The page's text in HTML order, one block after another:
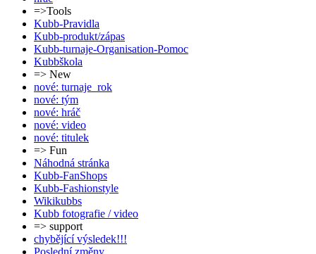
=>Tools
Kubb-Pravidla
Kubb-produkt/zápas
Kubb-turnaje-Organisation-Pomoc
Kubbškola
=> New
nové: turnaje_rok
nové: tým
nové: hráč
nové: video
nové: titulek
=> Fun
Náhodná stránka
Kubb-FanShops
Kubb-Fashionstyle
Wikikubbs
Kubb fotografie / video
=> support
chybějící výsledek!!!
Poslední změny